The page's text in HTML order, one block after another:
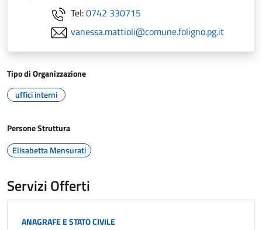
Tel:0742 330715
vanessa.mattioli@comune.foligno.pg.it
Tipo di Organizzazione
uffici interni
Persone Struttura
Elisabetta Mensurati
Servizi Offerti
Categoria:
ANAGRAFE E STATO CIVILE